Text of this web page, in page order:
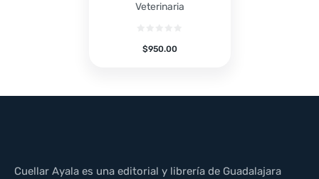
Veterinaria
$950.00
Cuellar Ayala es una editorial y librería de Guadalajara